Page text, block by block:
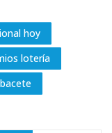
hoy
lotería